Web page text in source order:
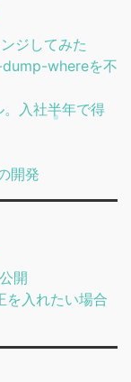
ジしてみた
dump-whereを不
入社半年で得
開発
開
を入れたい場合